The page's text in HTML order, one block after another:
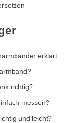
erklärt
richtig?
messen?
und leicht?